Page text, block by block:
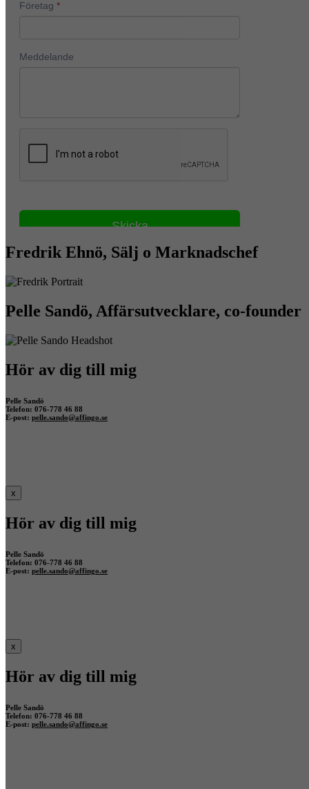
Fredrik Ehnö, Sälj o Marknadschef
Pelle Sandö, Affärsutvecklare, co-founder
Hör av dig till mig
Pelle Sandö
Telefon: 076-778 46 88
E-post: pelle.sando@affingo.se
x
Hör av dig till mig
Pelle Sandö
Telefon: 076-778 46 88
E-post: pelle.sando@affingo.se
x
Hör av dig till mig
Pelle Sandö
Telefon: 076-778 46 88
E-post: pelle.sando@affingo.se